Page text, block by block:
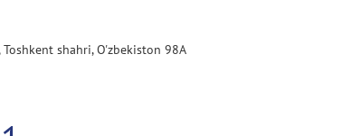
shahri, O'zbekiston 98A